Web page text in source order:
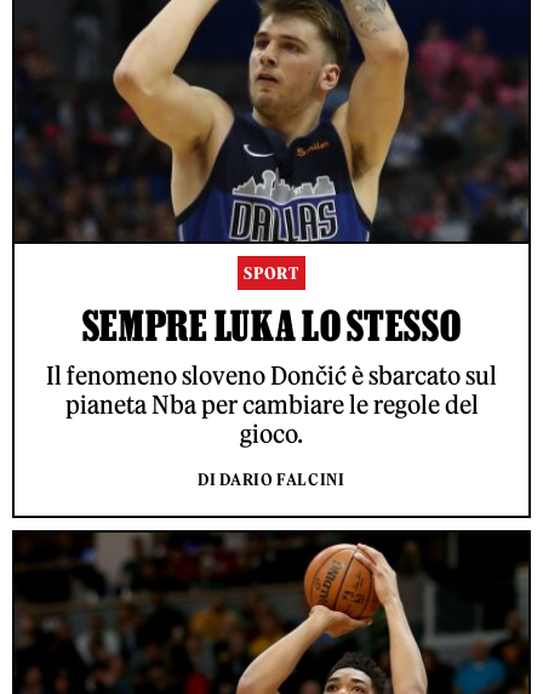
SPORT
SEMPRE LUKA LO STESSO
Il fenomeno sloveno Dončić è sbarcato sul
pianeta Nba per cambiare le regole del
gioco.
DI DARIO FALCINI